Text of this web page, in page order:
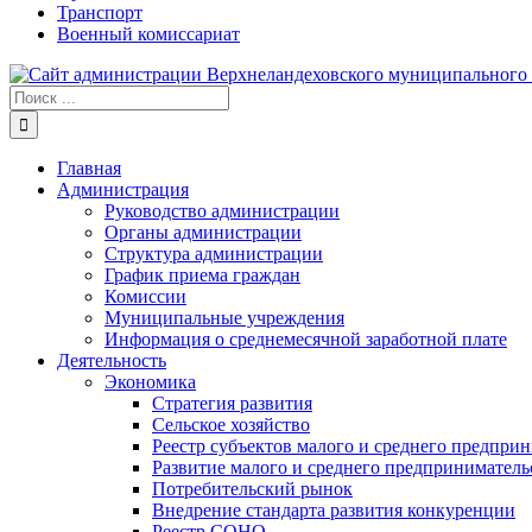
Транспорт
Военный комиссариат
Результат
поиска:
Главная
Администрация
Руководство администрации
Органы администрации
Структура администрации
График приема граждан
Комиссии
Муниципальные учреждения
Информация о среднемесячной заработной плате
Деятельность
Экономика
Стратегия развития
Сельское хозяйство
Реестр субъектов малого и среднего
Развитие малого и среднего
Потребительский рынок
Внедрение стандарта развития конкуренции